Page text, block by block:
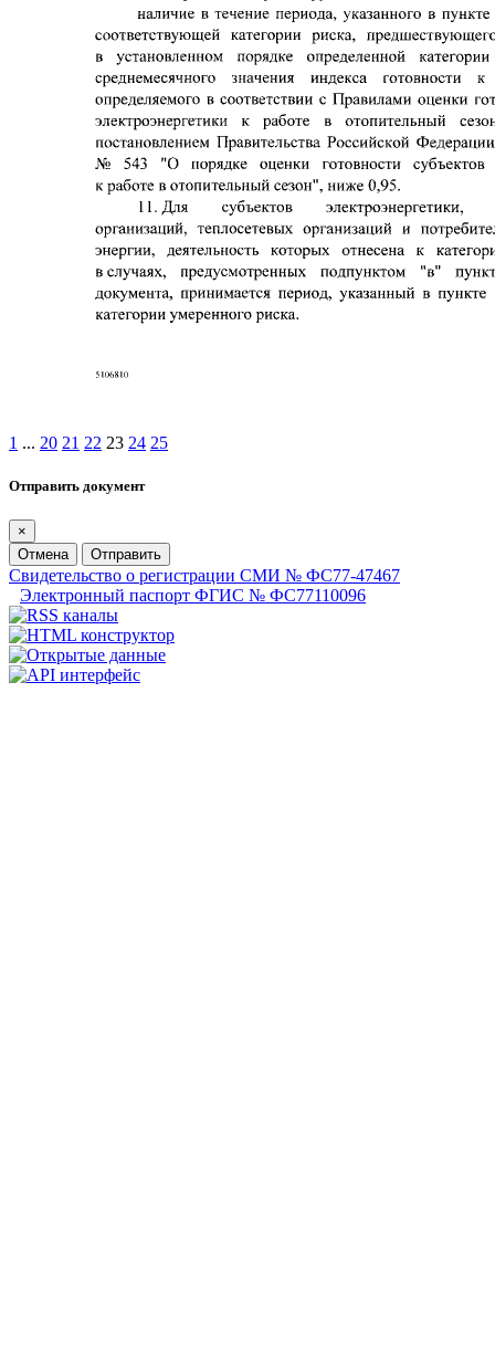
1 ... 20 21 22 23 24 25
Отправить документ
×
Отмена
Отправить
Свидетельство о регистрации СМИ № ФС77-47467
Электронный паспорт ФГИС № ФС77110096